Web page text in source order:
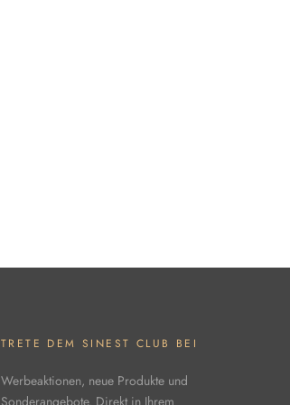
TRETE DEM SINEST CLUB BEI
Werbeaktionen, neue Produkte und
Sonderangebote. Direkt in Ihrem